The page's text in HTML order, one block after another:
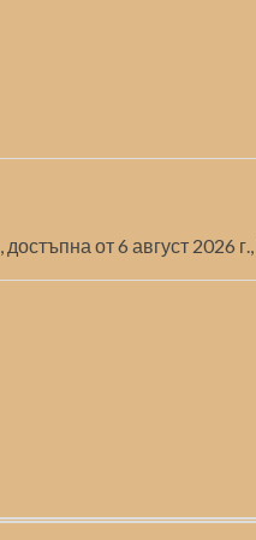
, достъпна от 6 август 2026 г.,